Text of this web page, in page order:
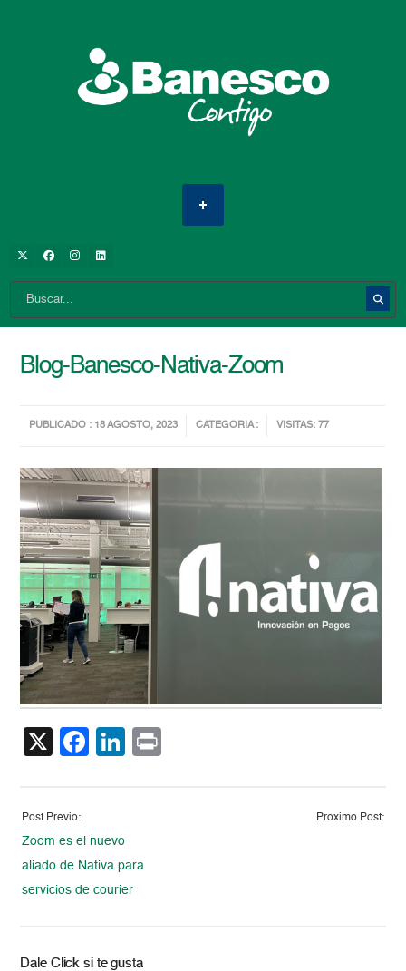
Blog-Banesco-Nativa-Zoom
PUBLICADO : 18 AGOSTO, 2023 CATEGORIA : VISITAS: 77
X Facebook
LinkedIn
Post Previo:
Zoom es el nuevo
aliado de Nativa para
servicios de courier
Proximo Post:
Dale Click si te gusta